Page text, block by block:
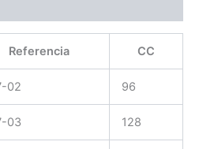
Referencia CC
02 96
03 128